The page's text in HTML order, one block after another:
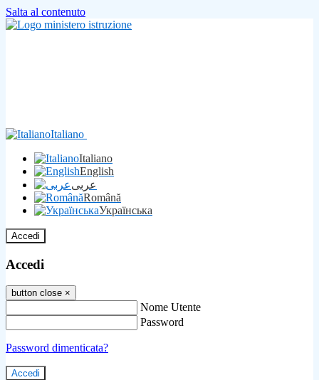
Salta al contenuto
Italiano
Italiano
English
عربى
Română
Українська
Accedi
Accedi
button close ×
Nome Utente
Password
Password dimenticata?